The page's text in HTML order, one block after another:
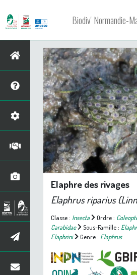
Biodiv' Normandie-
Elaphre des rivages
Elaphrus riparius
Classe : Insecta Ordre :
Carabidae
Sous-Famille :
Elaphrini
Genre : Elaphrus